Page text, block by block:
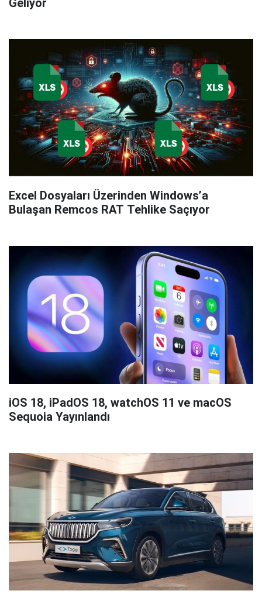
Geliyor
Excel Dosyaları Üzerinden Windows’a
Bulaşan Remcos RAT Tehlike Saçıyor
iOS 18, iPadOS 18, watchOS 11 ve macOS
Sequoia Yayınlandı